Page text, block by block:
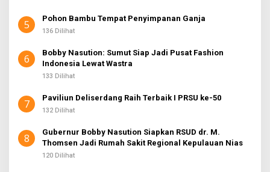
5 Pohon Bambu Tempat Penyimpanan Ganja
136 Dilihat
6
Bobby Nasution: Sumut Siap Jadi Pusat Fashion
Indonesia Lewat Wastra
133 Dilihat
7 Paviliun Deliserdang Raih Terbaik I PRSU ke-50
132 Dilihat
8
Gubernur Bobby Nasution Siapkan RSUD dr. M.
Thomsen Jadi Rumah Sakit Regional Kepulauan Nias
120 Dilihat